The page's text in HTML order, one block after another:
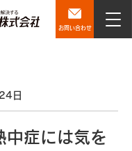
お問い合わせ
日
中症には気を